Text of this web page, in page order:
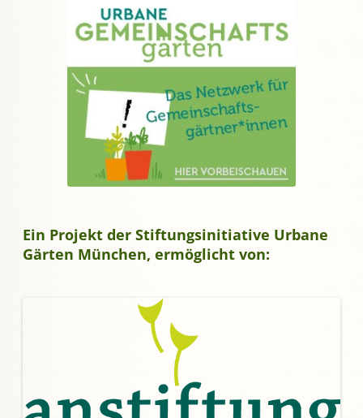
Ein Projekt der Stiftungsinitiative Urbane
Gärten München, ermöglicht von: